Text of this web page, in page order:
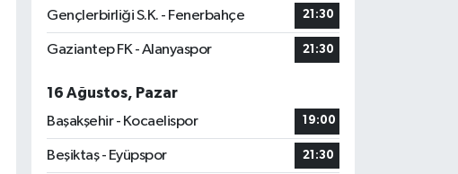
Gençlerbirliği S.K. - Fenerbahçe 21:30
Gaziantep FK - Alanyaspor 21:30
16 Ağustos, Pazar
Başakşehir - Kocaelispor
19:00
Beşiktaş - Eyüpspor 21:30